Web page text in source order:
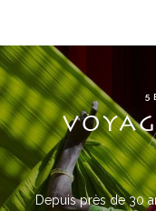
5
Depuis près de 30